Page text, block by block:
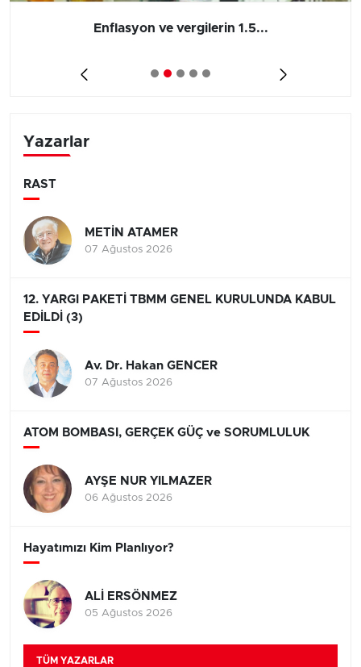
Enflasyon ve vergilerin 1.5...
Yazarlar
RAST
METİN ATAMER
07 Ağustos 2026
12. YARGI PAKETİ TBMM GENEL KURULUNDA KABUL
EDİLDİ (3)
Av. Dr. Hakan GENCER
07 Ağustos 2026
ATOM BOMBASI, GERÇEK GÜÇ ve SORUMLULUK
AYŞE NUR YILMAZER
06 Ağustos 2026
Hayatımızı Kim Planlıyor?
ALİ ERSÖNMEZ
05 Ağustos 2026
TÜM YAZARLAR